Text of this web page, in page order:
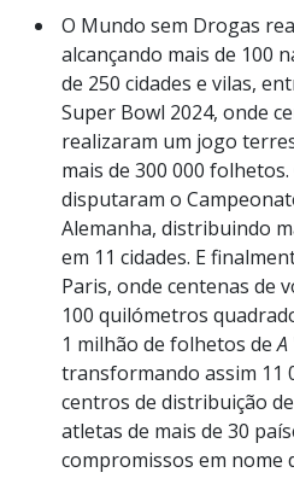
O Mundo sem Drogas
alcançando mais de 100
de 250 cidades e vilas,
Super Bowl 2024, onde
realizaram um jogo
mais de 300 000
disputaram o
Alemanha, distribuindo
em 11 cidades. E
Paris, onde centenas de
100 quilómetros
1 milhão de folhetos deA
transformando assim 11
centros de distribuição
atletas de mais de 30
compromissos em nome